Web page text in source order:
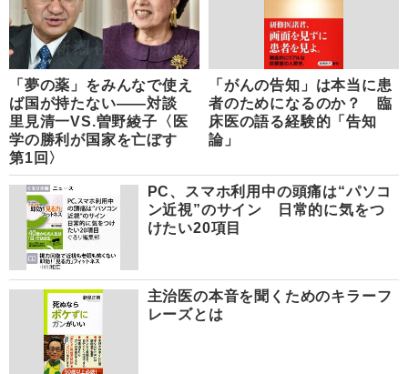
「夢の薬」をみんなで使え
ば国が持たない――対談
里見清一VS.曽野綾子〈医
学の勝利が国家を亡ぼす
第1回〉
「がんの告知」は本当に患
者のためになるのか？ 臨
床医の語る経験的「告知
論」
PC、スマホ利用中の頭痛は“パソコ
ン近視”のサイン 日常的に気をつ
けたい20項目
主治医の本音を聞くためのキラーフ
レーズとは